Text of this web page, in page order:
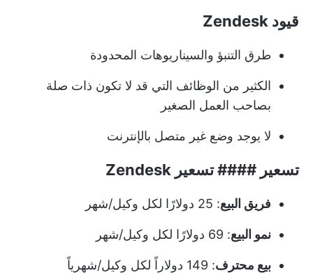
قيود Zendesk
طرق التنبؤ والسيناريوهات المحدودة
الكثير من الوظائف التي قد لا تكون ذات صلة
بصاحب العمل الصغير
لا يوجد وضع غير متصل بالإنترنت
تسعير #### تسعير Zendesk
فريق البيع: 25 دولارًا لكل وكيل/شهر
نمو البيع: 69 دولارًا لكل وكيل/شهر
بيع محترف: 149 دولاراً لكل وكيل/شهرياً